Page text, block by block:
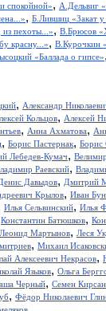
спокойной», А.Дельвиг
, Б.Лившиц «Закат у
пехоты...», В.Брюсов
красну...», В.Курочкин
«Баллада о гипсе»,
, Александр
Кольцов, Алексей
, Анна Ахматова,
, Борис Пастернак, Борис
Лебедев-Кумач,
Раевский,
Давыдов, Дмитрий
Крылов, Иван
Илья Сельвинский, Илья
Константин Батюшков,
Леонид Мартынов, Леся
, Михаил
Алексеевич Некрасов,
Языков, Ольга
Черный, Семен
, Фёдор Николаевич